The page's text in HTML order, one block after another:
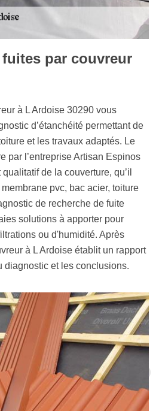
par couvreur
à L Ardoise 30290 vous
d’étanchéité permettant de
et les travaux adaptés. Le
par l’entreprise Artisan Espinos
de la couverture, qu’il
pvc, bac acier, toiture
de recherche de fuite
solutions à apporter pour
ou d'humidité. Après
à L Ardoise établit un rapport
diagnostic et les conclusions.